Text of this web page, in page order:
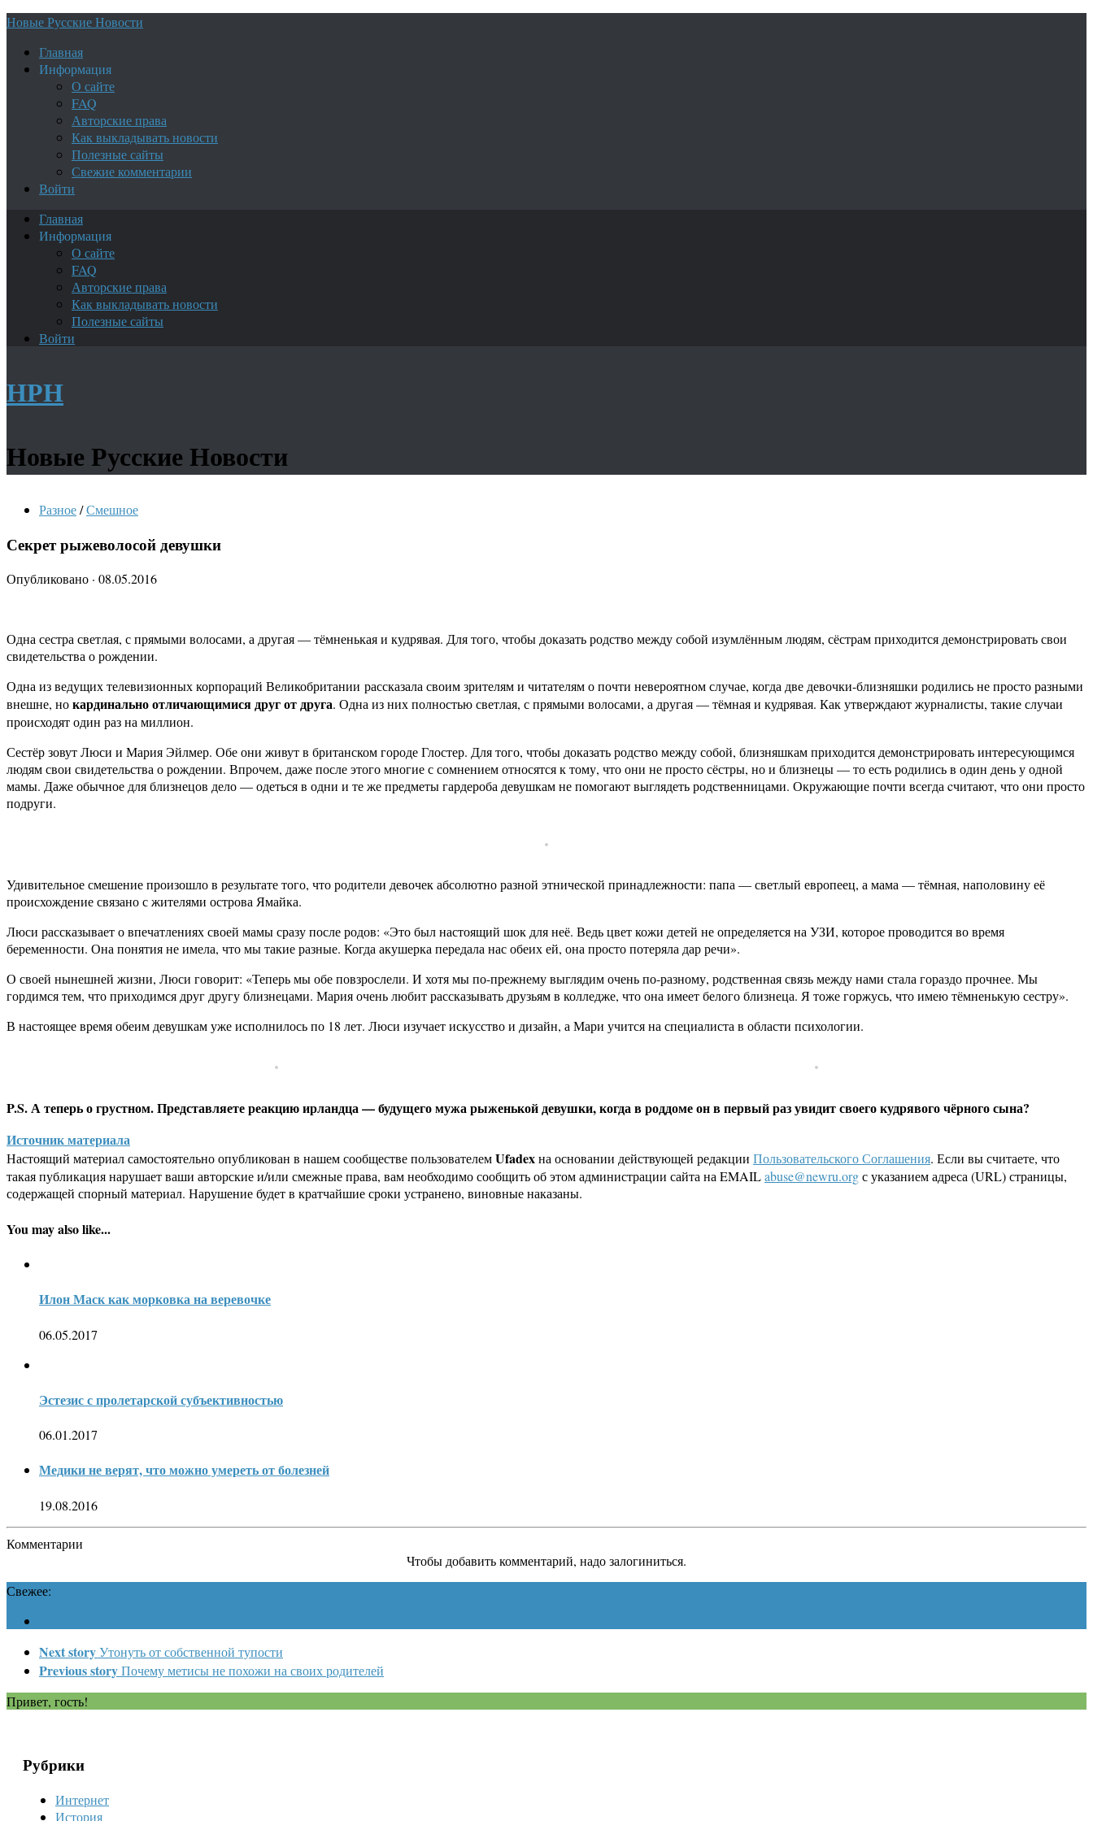
Новые Русские Новости
Главная
Информация
О сайте
FAQ
Авторские права
Как выкладывать новости
Полезные сайты
Свежие комментарии
Войти
Главная
Информация
О сайте
FAQ
Авторские права
Как выкладывать новости
Полезные сайты
Войти
НРН
Новые Русские Новости
Разное/Смешное
Секрет рыжеволосой девушки
Опубликовано · 08.05.2016
Одна сестра светлая, с прямыми волосами, а другая — тёмненькая и кудрявая. Для того, чтобы доказать родство между собой изумлённым людям, сёстрам приходится демонстрировать свои
свидетельства о рождении.
Одна из ведущих телевизионных корпораций Великобритании рассказала своим зрителям и читателям о почти невероятном случае, когда две девочки-близняшки родились не просто разными
внешне, нокардинально отличающимися друг от друга. Одна из них полностью светлая, с прямыми волосами, а другая — тёмная и кудрявая. Как утверждают журналисты, такие случаи
происходят один раз на миллион.
Сестёр зовут Люси и Мария Эйлмер. Обе они живут в британском городе Глостер. Для того, чтобы доказать родство между собой, близняшкам приходится демонстрировать интересующимся
людям свои свидетельства о рождении. Впрочем, даже после этого многие с сомнением относятся к тому, что они не просто сёстры, но и близнецы — то есть родились в один день у одной
мамы. Даже обычное для близнецов дело — одеться в одни и те же предметы гардероба девушкам не помогают выглядеть родственницами. Окружающие почти всегда cчитают, что они просто
подруги.
Удивительное смешение произошло в результате того, что родители девочек абсолютно разной этнической принадлежности: папа — светлый европеец, а мама — тёмная, наполовину её
происхождение связано с жителями острова Ямайка.
Люси рассказывает о впечатлениях своей мамы сразу после родов: «Это был настоящий шок для неё. Ведь цвет кожи детей не определяется на УЗИ, которое проводится во время
беременности. Она понятия не имела, что мы такие разные. Когда акушерка передала нас обеих ей, она просто потеряла дар речи».
О своей нынешней жизни, Люси говорит: «Теперь мы обе повзрослели. И хотя мы по-прежнему выглядим очень по-разному, родственная связь между нами стала гораздо прочнее. Мы
гордимся тем, что приходимся друг другу близнецами. Мария очень любит рассказывать друзьям в колледже, что она имеет белого близнеца. Я тоже горжусь, что имею тёмненькую сестру».
В настоящее время обеим девушкам уже исполнилось по 18 лет. Люси изучает искусство и дизайн, а Мари учится на специалиста в области психологии.
P.S. А теперь о грустном. Представляете реакцию ирландца — будущего мужа рыженькой девушки, когда в роддоме он в первый раз увидит своего кудрявого чёрного сына?
Источник материала
Настоящий материал самостоятельно опубликован в нашем сообществе пользователемUfadexна основании действующей редакции Пользовательского Соглашения. Если вы считаете, что
такая публикация нарушает ваши авторские и/или смежные права, вам необходимо сообщить об этом администрации сайта на EMAILabuse@newru.orgс указанием адреса (URL) страницы,
содержащей спорный материал. Нарушение будет в кратчайшие сроки устранено, виновные наказаны.
You may also like...
Илон Маск как морковка на веревочке
06.05.2017
Эстезис с пролетарской субъективностью
06.01.2017
Медики не верят, что можно умереть от болезней
19.08.2016
Комментарии
Чтобы добавить комментарий, надо залогиниться.
Свежее:
Next storyУтонуть от собственной тупости
Previous storyПочему метисы не похожи на своих родителей
Привет, гость!
Рубрики
Интернет
История